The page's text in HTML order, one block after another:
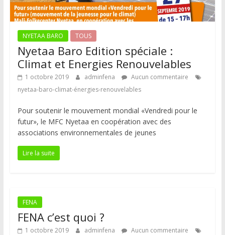
NYETAA BARO TOUS
Nyetaa Baro Edition spéciale :
Climat et Energies Renouvelables
1 octobre 2019 adminfena
Aucun commentaire
nyetaa-baro-climat-énergies-renouvelables
Pour soutenir le mouvement mondial «Vendredi pour le
futur», le MFC Nyetaa en coopération avec des
associations environnementales de jeunes
Lire la suite
FENA
FENA c’est quoi ?
1 octobre 2019 adminfena
Aucun commentaire